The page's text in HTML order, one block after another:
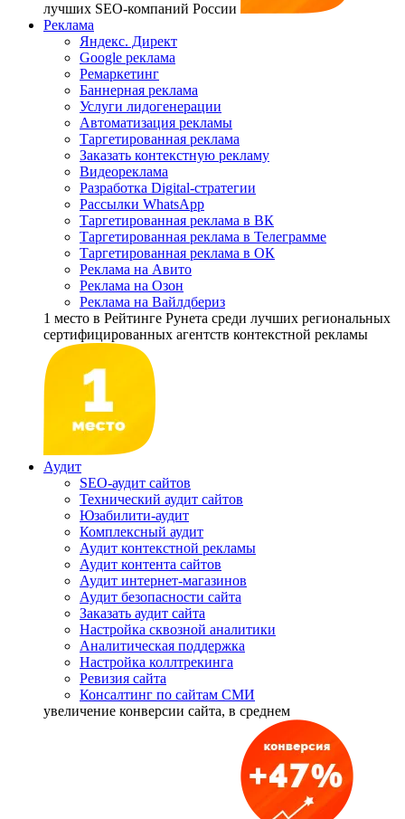
лучших SEO-компаний России
Реклама
Яндекс. Директ
Google реклама
Ремаркетинг
Баннерная реклама
Услуги лидогенерации
Автоматизация рекламы
Таргетированная реклама
Заказать контекстную рекламу
Видеореклама
Разработка Digital-стратегии
Рассылки WhatsApp
Таргетированная реклама в ВК
Таргетированная реклама в Телеграмме
Таргетированная реклама в ОК
Реклама на Авито
Реклама на Озон
Реклама на Вайлдбериз
1 место в Рейтинге Рунета cреди лучших региональных
сертифицированных агентств контекстной рекламы
Аудит
SEO-аудит сайтов
Технический аудит сайтов
Юзабилити-аудит
Комплексный аудит
Аудит контекстной рекламы
Аудит контента сайтов
Аудит интернет-магазинов
Аудит безопасности сайта
Заказать аудит сайта
Настройка сквозной аналитики
Аналитическая поддержка
Настройка коллтрекинга
Ревизия сайта
Консалтинг по сайтам СМИ
увеличение конверсии сайта, в среднем